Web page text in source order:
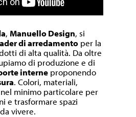
, Manuello Design, si
di arredamento per la
di alta qualità. Da oltre
di produzione e di
interne proponendo
. Colori, materiali,
minimo particolare per
e trasformare spazi
vivere.